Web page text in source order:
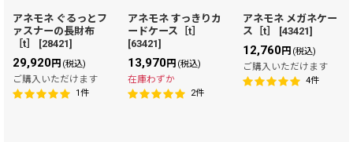
アネモネ ぐるっとフ
ァスナーの長財布
［t］
[28421]
29,920円 (税込)
ご購入いただけます
1件
アネモネ すっきりカ
ードケース［t］
[63421]
13,970円 (税込)
在庫わずか
2件
アネモネ メガネケー
ス［t］
[43421]
12,760円 (税込)
ご購入いただけます
4件